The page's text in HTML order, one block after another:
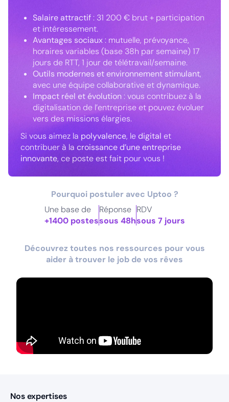
Salaire attractif: 31 200 € brut + participation
et intéressement.
Avantages sociaux: mutuelle, prévoyance,
horaires variables (base 38h par semaine) 17
jours de RTT, 1 jour de télétravail/semaine.
Outils modernes et environnement stimulant,
avec une équipe collaborative et dynamique.
Impact réel et évolution: vous contribuez à la
digitalisation de l’entreprise et pouvez évoluer
vers des missions élargies.
Si vous aimez la polyvalence, ledigital et
contribuer à la croissance d’une entreprise
innovante, ce poste est fait pour vous !
Pourquoi postuler avec Uptoo ?
Une base de
+1400 postes
Réponse
sous 48h
RDV
sous 7 jours
Découvrez toutes nos ressources pour vous
aider à trouver le job de vos rêves
Nos expertises